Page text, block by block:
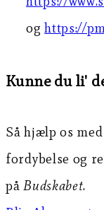
oghttps://
Kunne du li'
Så hjælp os
fordybelse og
påBudskabet.